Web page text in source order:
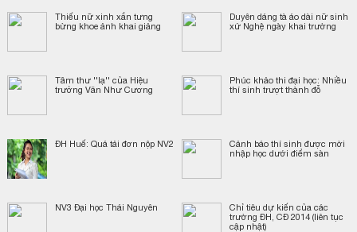
Thiếu nữ xinh xắn tưng
bừng khoe ảnh khai giảng
Duyên dáng tà áo dài nữ sinh
xứ Nghệ ngày khai trường
Tâm thư ''lạ'' của Hiệu
trưởng Văn Như Cương
Phúc khảo thi đại học: Nhiều
thí sinh trượt thành đỗ
ĐH Huế: Quá tải đơn nộp NV2
Cảnh báo thí sinh được mời
nhập học dưới điểm sàn
NV3 Đại học Thái Nguyên
Chỉ tiêu dự kiến của các
trường ĐH, CĐ 2014 (liên tục
cập nhật)